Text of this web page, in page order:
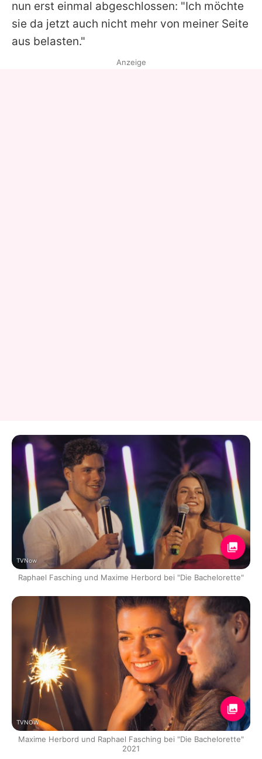
nun erst einmal abgeschlossen: "Ich möchte
sie da jetzt auch nicht mehr von meiner Seite
aus belasten."
Anzeige
TVNow
Raphael Fasching und Maxime Herbord bei "Die Bachelorette"
TVNOW
Maxime Herbord und Raphael Fasching bei "Die Bachelorette"
2021